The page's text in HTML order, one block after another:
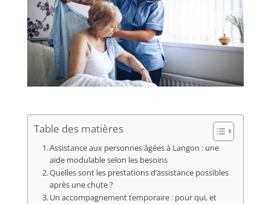
Table des matières
Assistance aux personnes âgées à Langon : une
aide modulable selon les besoins
Quelles sont les prestations d’assistance possibles
après une chute ?
Un accompagnement temporaire : pour qui, et